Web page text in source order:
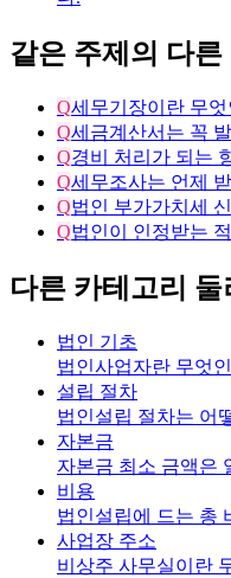
같은 주제의 다
Q세무기장이란 무엇
Q세금계산서는 꼭
Q경비 처리가 되는
Q세무조사는 언제
Q법인 부가가치세
Q법인이 인정받는
다른 카테고리 둘
법인 기초
법인사업자란 무엇
설립 절차
법인설립 절차는 어
자본금
자본금 최소 금액은
비용
법인설립에 드는 총
사업장 주소
비상주 사무실이란